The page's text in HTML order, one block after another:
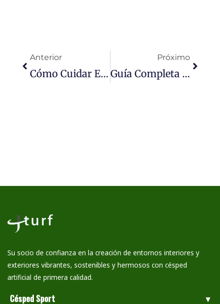
Anterior
Cómo Cuidar El Césped Artificial Con Perros: Consejos Generales, De Invierno, Post-Lluvia Y Bricolaje
Próximo
Guía Completa De Mantenimiento De Césped Artificial Para El Cuidado A Largo Plazo
Su socio de confianza en la creación de entornos interiores y
exteriores vibrantes, sostenibles y hermosos con césped
artificial de primera calidad.
Césped Sport